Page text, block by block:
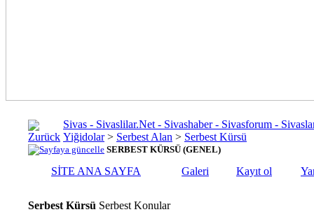
Sivas - Sivaslilar.Net - Sivashaber - Sivasforum -
Yiğidolar > Serbest Alan > Serbest Kürsü
SERBEST KÜRSÜ (GENEL)
SİTE ANA SAYFA Galeri Kayıt ol
Serbest Kürsü Serbest Konular